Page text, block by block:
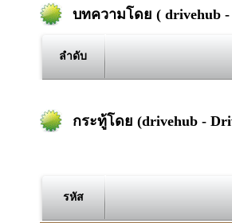
บทความโดย ( drivehub -
ลำดับ
กระทู้โดย (drivehub -
รหัส